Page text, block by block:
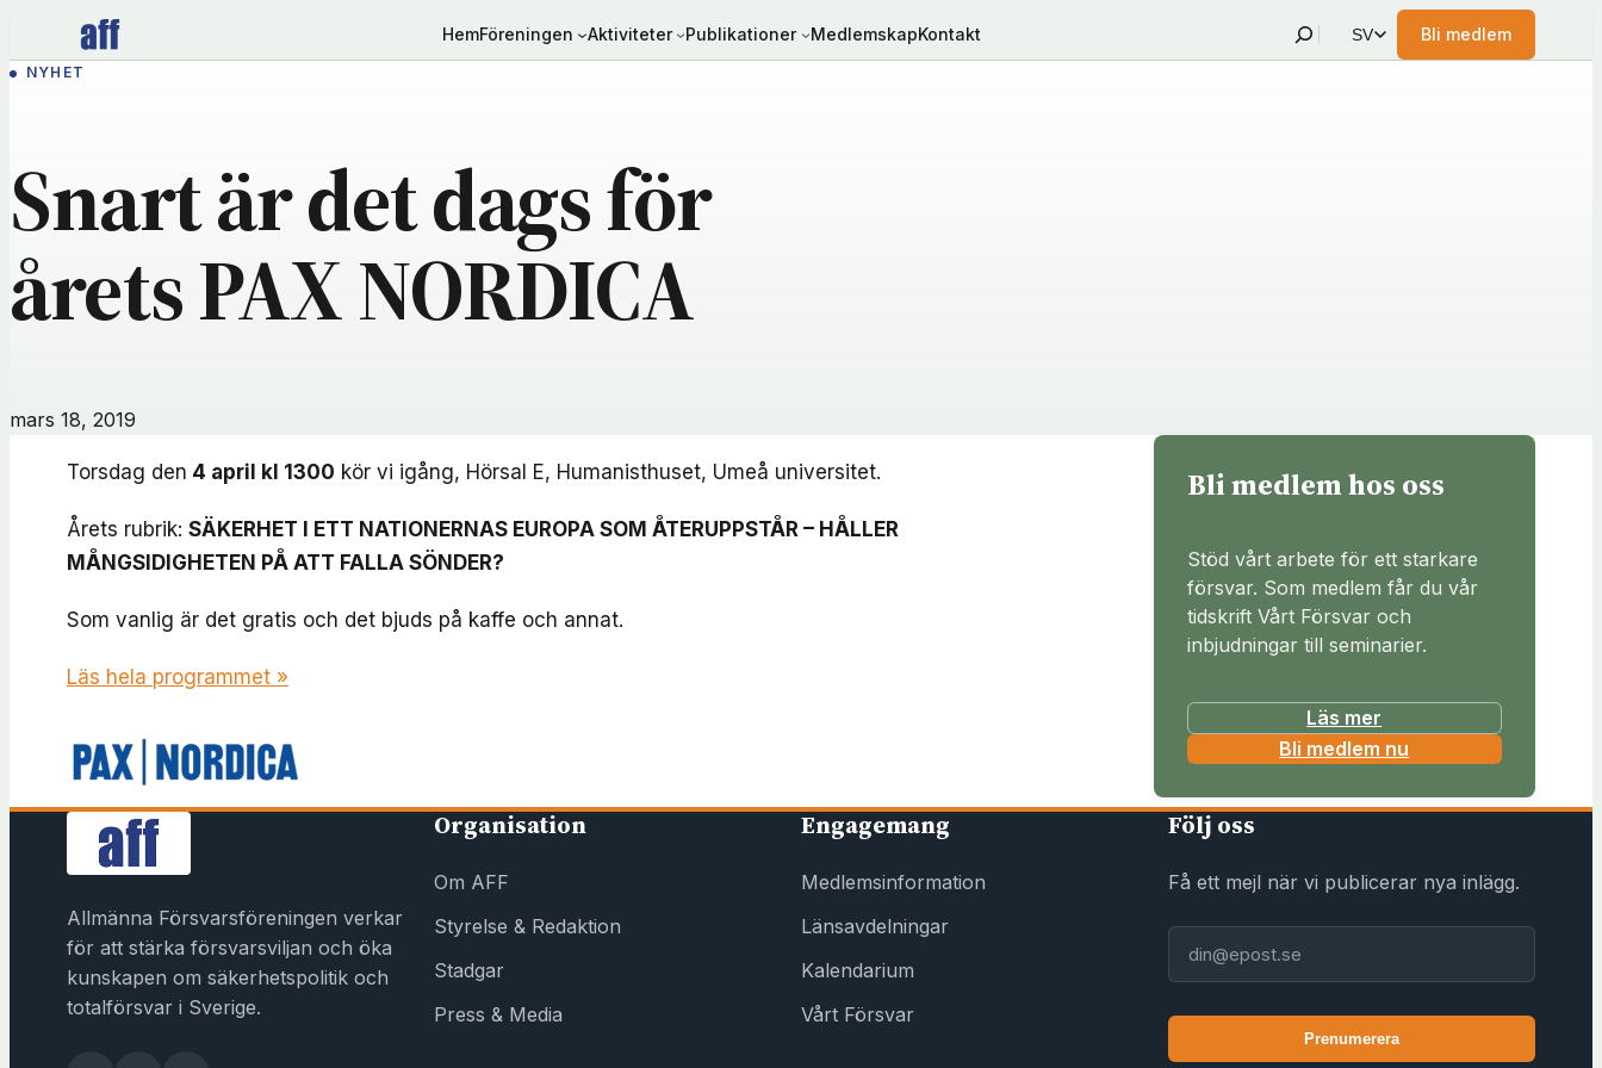
innehåll
HemFöreningen Aktiviteter Publikationer MedlemskapKontakt Sök SV Bli medlem
(öppnas
NYHET
Snart är det dags för
årets PAX NORDICA
mars 18, 2019
Torsdag den 4 april kl 1300 kör vi igång, Hörsal E, Humanisthuset, Umeå universitet.
Årets rubrik: SÄKERHET I ETT NATIONERNAS EUROPA SOM ÅTERUPPSTÅR – HÅLLER
MÅNGSIDIGHETEN PÅ ATT FALLA SÖNDER?
Som vanlig är det gratis och det bjuds på kaffe och annat.
Läs hela programmet »
Bli medlem hos oss
Stöd vårt arbete för ett starkare
försvar. Som medlem får du vår
tidskrift Vårt Försvar och
inbjudningar till seminarier.
Läs mer
Bli medlem nu
p
a
s
n
y
Allmänna Försvarsföreningen verkar
för att stärka försvarsviljan och öka
kunskapen om säkerhetspolitik och
totalförsvar i Sverige.
Organisation
Om AFF
Styrelse & Redaktion
Stadgar
Press & Media
Engagemang
Medlemsinformation
Länsavdelningar
Kalendarium
Vårt Försvar
Följ oss
Få ett mejl när vi publicerar nya inlägg.
Prenumerera